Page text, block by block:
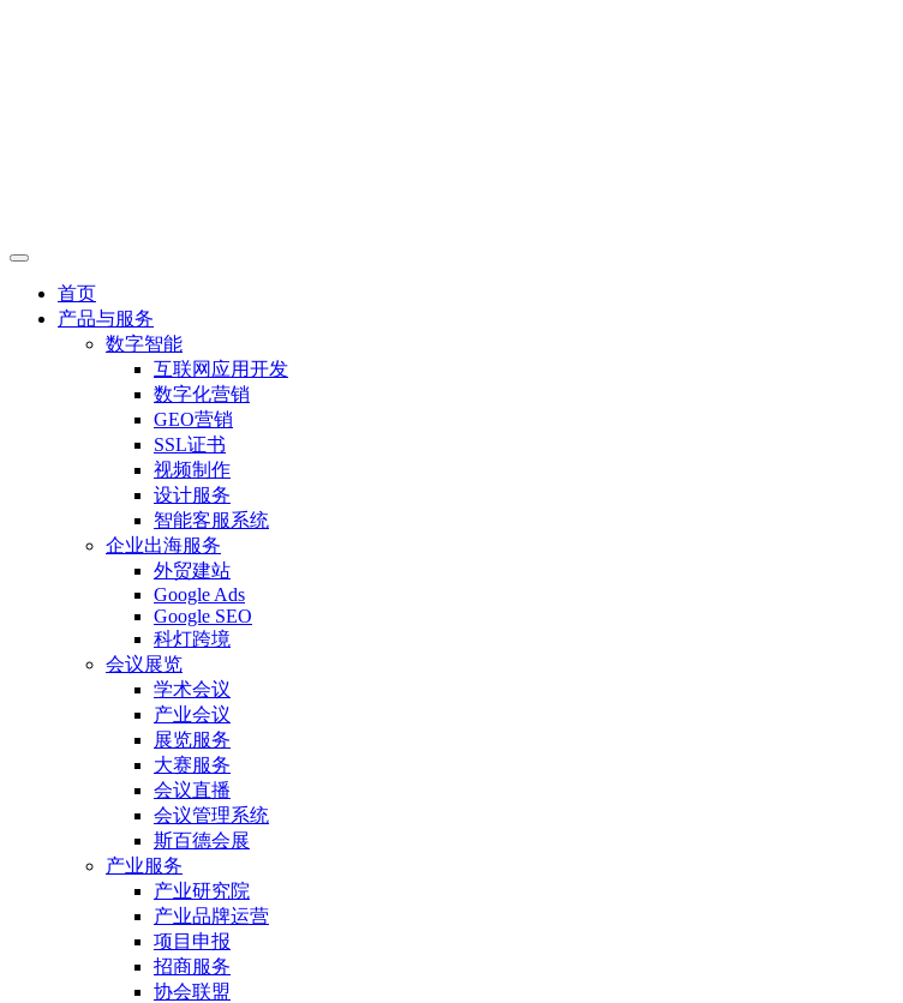
首页
产品与服务
数字智能
互联网应用开发
数字化营销
GEO营销
SSL证书
视频制作
设计服务
智能客服系统
企业出海服务
外贸建站
Google Ads
Google SEO
科灯跨境
会议展览
学术会议
产业会议
展览服务
大赛服务
会议直播
会议管理系统
斯百德会展
产业服务
产业研究院
产业品牌运营
项目申报
招商服务
协会联盟